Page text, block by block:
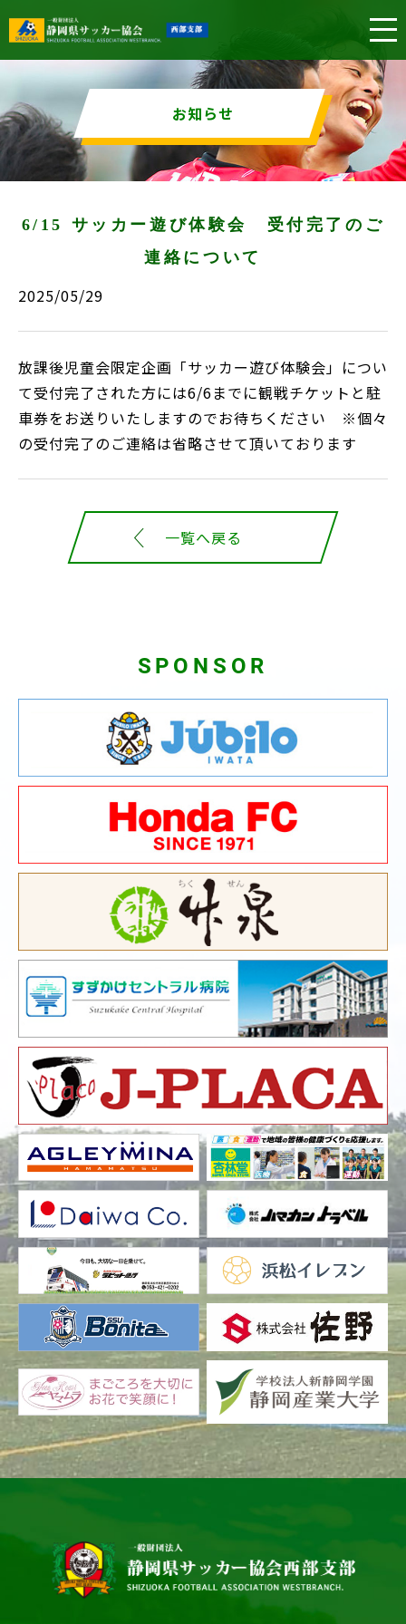
お知らせ
6/15 サッカー遊び体験会 受付完了のご
連絡について
2025/05/29
放課後児童会限定企画「サッカー遊び体験会」につい
て受付完了された方には6/6までに観戦チケットと駐
車券をお送りいたしますのでお待ちください ※個々
の受付完了のご連絡は省略させて頂いております
一覧へ戻る
SPONSOR